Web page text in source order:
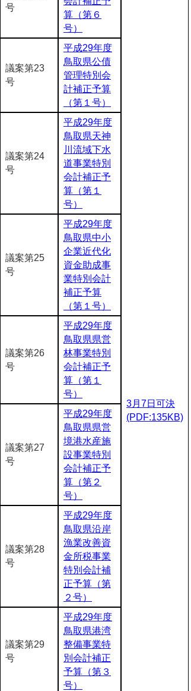
号
算（第６
号）
3月7日可決
(PDF:135KB)
議案第23
号
平成29年度
鳥取県公債
管理特別会
計補正予算
（第１号）
議案第24
号
平成29年度
鳥取県天神
川流域下水
道事業特別
会計補正予
算（第１
号）
議案第25
号
平成29年度
鳥取県中小
企業近代化
資金助成事
業特別会計
補正予算
（第１号）
議案第26
号
平成29年度
鳥取県県営
林事業特別
会計補正予
算（第１
号）
議案第27
号
平成29年度
鳥取県県営
境港水産施
設事業特別
会計補正予
算（第２
号）
議案第28
号
平成29年度
鳥取県沿岸
漁業改善資
金所税事業
特別会計補
正予算（第
２号）
議案第29
号
平成29年度
鳥取県港湾
整備事業特
別会計補正
予算（第３
号）